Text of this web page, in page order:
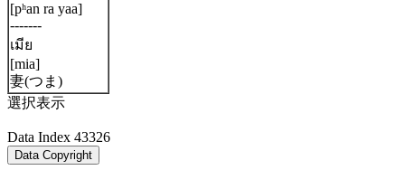
[pʰan ra yaa]
-------
เมีย
[mia]
妻(つま)
選択表示
Data Index 43326